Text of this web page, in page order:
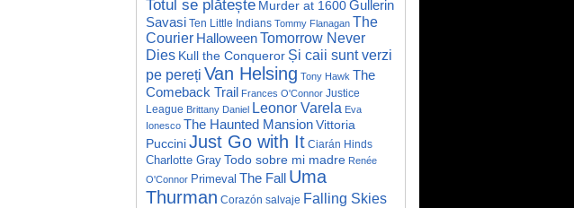
Totul se plătește Murder at 1600Gullerin
Savasi Ten Little Indians Tommy Flanagan The
Courier HalloweenTomorrow Never
Dies Kull the Conqueror Și caii sunt verzi
pe pereți Van Helsing Tony Hawk The
Comeback Trail Frances O'Connor Justice
League Brittany Daniel Leonor Varela Eva
Ionesco The Haunted MansionVittoria
PucciniJust Go with It Ciarán Hinds
Charlotte Gray Todo sobre mi madre Renée
O'Connor Primeval The Fall Uma
Thurman Corazón salvaje Falling Skies